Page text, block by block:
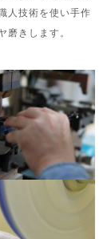
人技術を使い手作
磨きします。